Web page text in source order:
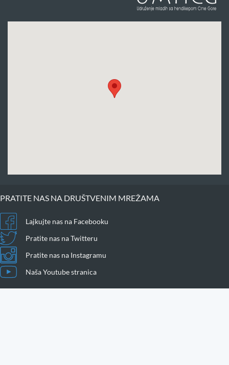
PRATITE NAS NA DRUŠTVENIM MREŽAMA
Lajkujte nas na Facebooku
Pratite nas na Twitteru
Pratite nas na Instagramu
Naša Youtube stranica